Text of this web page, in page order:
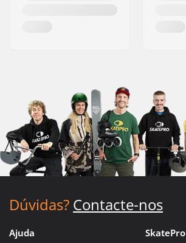
Dúvidas? Contacte-nos
Ajuda SkatePro